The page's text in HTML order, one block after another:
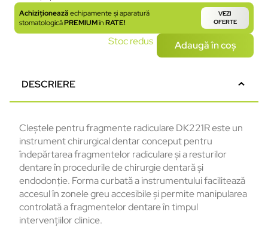
Achiziționeazăechipamente și aparatură
stomatologicăPREMIUMînRATE!
VEZI
OFERTE
Stoc redus Adaugă în coș
DESCRIERE
Cleștele pentru fragmente radiculare DK221R este un
instrument chirurgical dentar conceput pentru
îndepărtarea fragmentelor radiculare și a resturilor
dentare în procedurile de chirurgie dentară și
endodonție. Forma curbată a instrumentului facilitează
accesul în zonele greu accesibile și permite manipularea
controlată a fragmentelor dentare în timpul
intervențiilor clinice.